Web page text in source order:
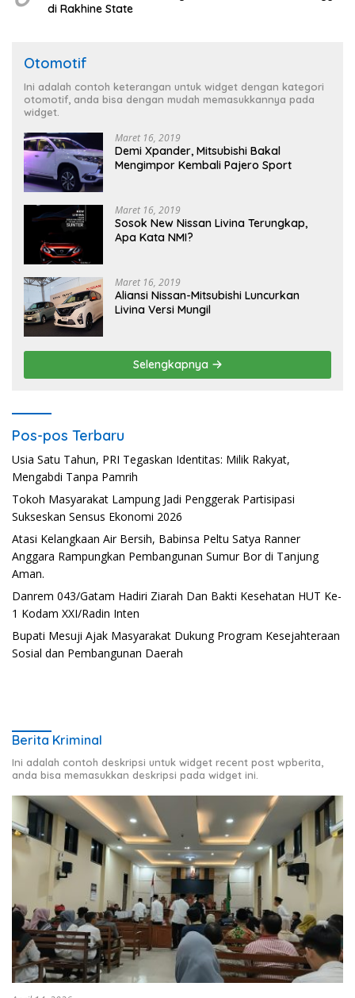
di Rakhine State
Otomotif
Ini adalah contoh keterangan untuk widget dengan kategori
otomotif, anda bisa dengan mudah memasukkannya pada
widget.
Maret 16, 2019
Demi Xpander, Mitsubishi Bakal
Mengimpor Kembali Pajero Sport
Maret 16, 2019
Sosok New Nissan Livina Terungkap,
Apa Kata NMI?
Maret 16, 2019
Aliansi Nissan-Mitsubishi Luncurkan
Livina Versi Mungil
Selengkapnya
Pos-pos Terbaru
Usia Satu Tahun, PRI Tegaskan Identitas: Milik Rakyat,
Mengabdi Tanpa Pamrih
Tokoh Masyarakat Lampung Jadi Penggerak Partisipasi
Sukseskan Sensus Ekonomi 2026
Atasi Kelangkaan Air Bersih, Babinsa Peltu Satya Ranner
Anggara Rampungkan Pembangunan Sumur Bor di Tanjung
Aman.
Danrem 043/Gatam Hadiri Ziarah Dan Bakti Kesehatan HUT Ke-
1 Kodam XXI/Radin Inten
Bupati Mesuji Ajak Masyarakat Dukung Program Kesejahteraan
Sosial dan Pembangunan Daerah
Berita Kriminal
Ini adalah contoh deskripsi untuk widget recent post wpberita,
anda bisa memasukkan deskripsi pada widget ini.